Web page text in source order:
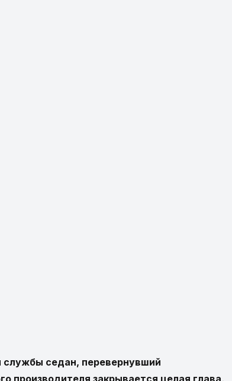
службы седан, перевернувший
производителя закрывается целая глава,